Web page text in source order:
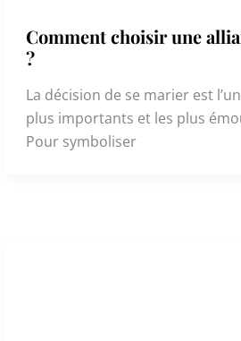
Comment choisir une
?
La décision de se marier est
plus importants et les plus
Pour symboliser